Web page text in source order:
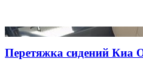
Перетяжка сидений Киа